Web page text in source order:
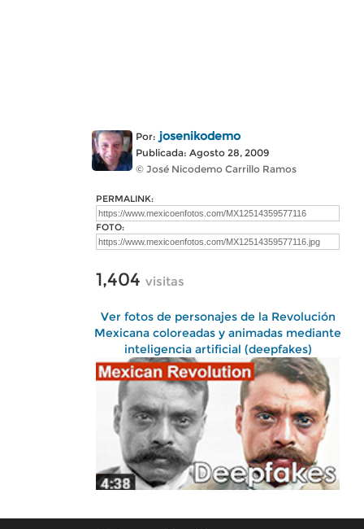
Por: josenikodemo
Publicada: Agosto 28, 2009
© José Nicodemo Carrillo Ramos
PERMALINK:
FOTO:
1,404 visitas
Ver fotos de personajes de la Revolución
Mexicana coloreadas y animadas mediante
inteligencia artificial (deepfakes)